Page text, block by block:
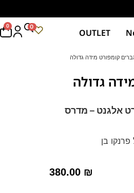
OUTLET
0 0
קומפורט מידה גדולה
גדולה
אלגנט – מדרס
בן
380.00 ₪